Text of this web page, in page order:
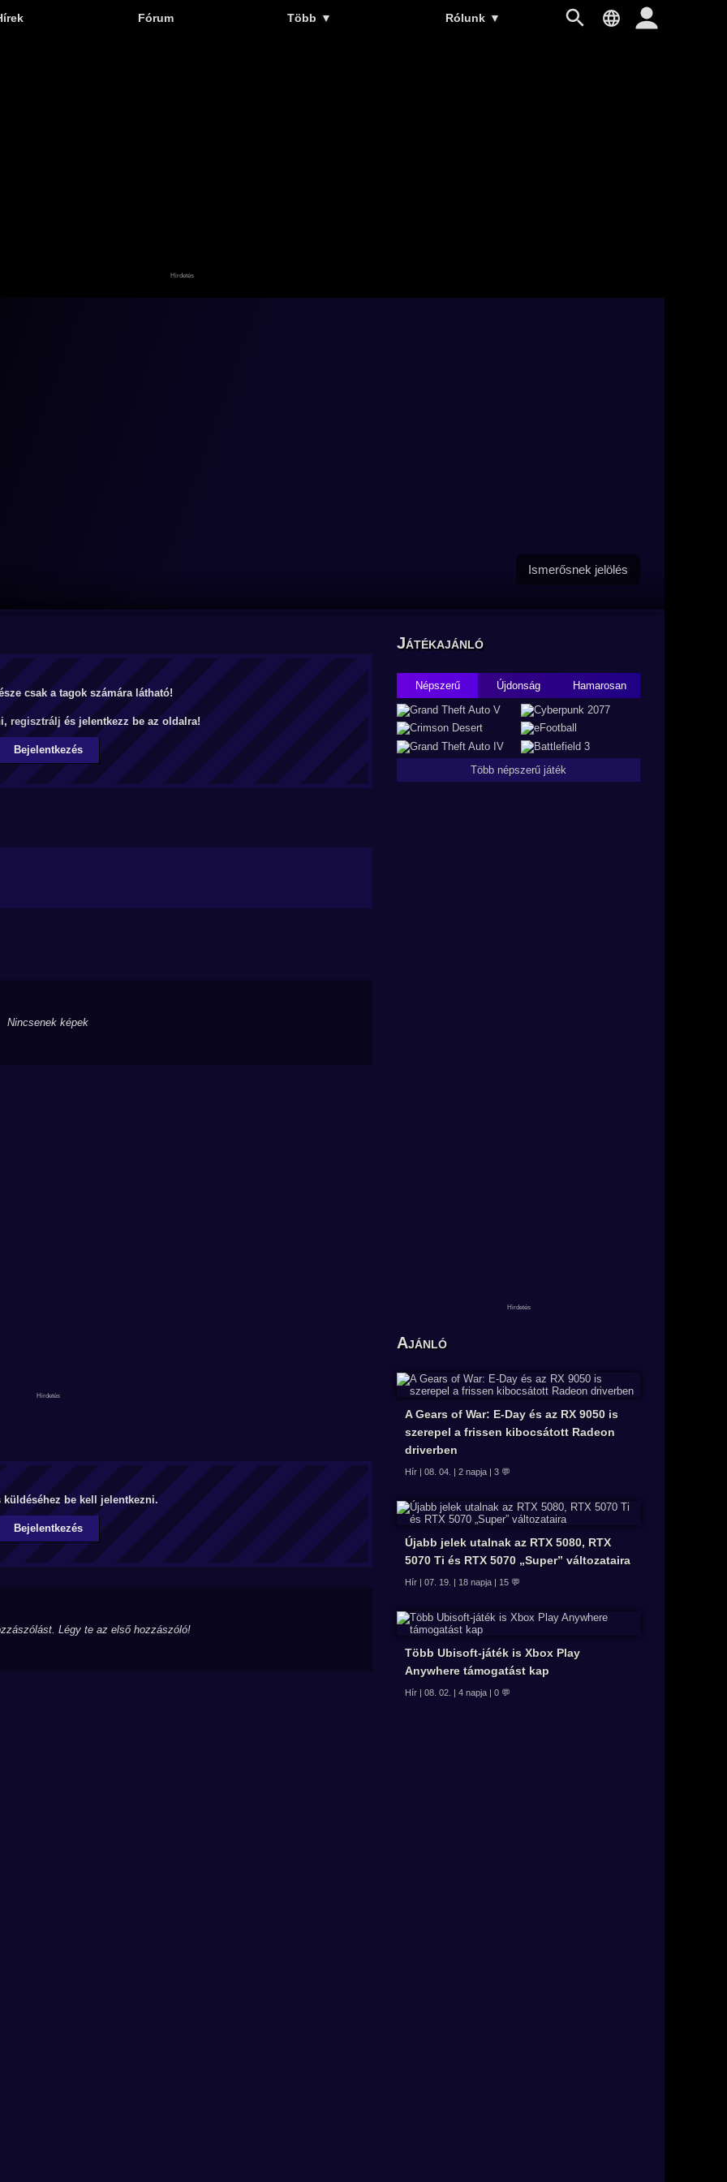
Fórum Több ▼ Rólunk ▼
Ismerősnek jelölés
csak a tagok számára látható!
regisztrálj és jelentkezz be az oldalra!
Bejelentkezés
Nincsenek képek
küldéséhez be kell jelentkezni.
Bejelentkezés
Légy te az első hozzászóló!
Játékajánló
Népszerű Újdonság Hamarosan
Több népszerű játék
Ajánló
A Gears of War: E-Day és az RX 9050 is
szerepel a frissen kibocsátott Radeon
driverben
Hír | 08. 04. | 2 napja | 3 💬
Újabb jelek utalnak az RTX 5080, RTX
5070 Ti és RTX 5070 „Super” változataira
Hír | 07. 19. | 18 napja | 15 💬
Több Ubisoft-játék is Xbox Play
Anywhere támogatást kap
Hír | 08. 02. | 4 napja | 0 💬